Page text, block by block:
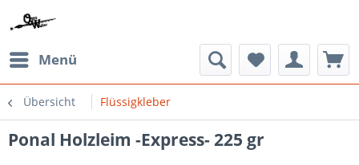
Menü
Übersicht Flüssigkleber
Ponal Holzleim -Express- 225 gr